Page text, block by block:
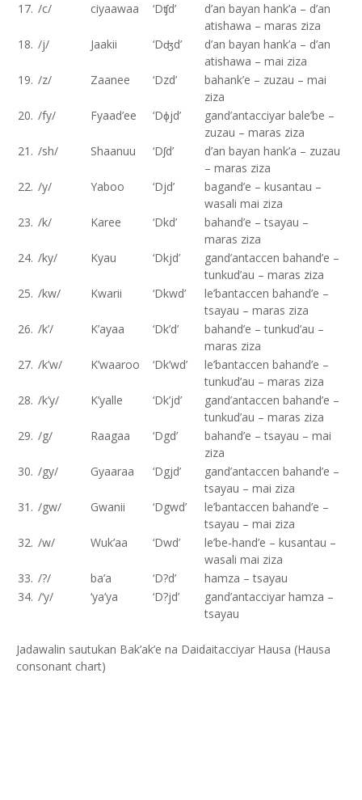
17. /c/ ciyaawaa ‘Dʧd’
d’an bayan hank’a – d’an
atishawa – maras ziza
18. /j/ Jaakii ‘Dʤd’
d’an bayan hank’a – d’an
atishawa – mai ziza
19. /z/ Zaanee ‘Dzd’
bahank’e – zuzau – mai
ziza
20. /fy/ Fyaad’ee ‘Dɸjd’
gand’antacciyar bale’be –
zuzau – maras ziza
21. /sh/ Shaanuu ‘Dʃd’
d’an bayan hank’a – zuzau
– maras ziza
22. /y/ Yaboo ‘Djd’
bagand’e – kusantau –
wasali mai ziza
23. /k/ Karee ‘Dkd’
bahand’e – tsayau –
maras ziza
24. /ky/ Kyau ‘Dkjd’
gand’antaccen bahand’e –
tunkud’au – maras ziza
25. /kw/ Kwarii ‘Dkwd’
le’bantaccen bahand’e –
tsayau – maras ziza
26. /k’/ K’ayaa ‘Dk’d’
bahand’e – tunkud’au –
maras ziza
27. /k’w/ K’waaroo ‘Dk’wd’
le’bantaccen bahand’e –
tunkud’au – maras ziza
28. /k’y/ K’yalle ‘Dk’jd’
gand’antaccen bahand’e –
tunkud’au – maras ziza
29. /g/ Raagaa ‘Dgd’
bahand’e – tsayau – mai
ziza
30. /gy/ Gyaaraa ‘Dgjd’
gand’antaccen bahand’e –
tsayau – mai ziza
31. /gw/ Gwanii ‘Dgwd’
le’bantaccen bahand’e –
tsayau – mai ziza
32. /w/ Wuk’aa ‘Dwd’
le’be-hand’e – kusantau –
wasali mai ziza
33. /?/ ba’a ‘D?d’
hamza – tsayau
34. /‘y/ ‘ya’ya ‘D?jd’
gand’antacciyar hamza –
tsayau
Jadawalin sautukan Bak’ak’e na Daidaitacciyar Hausa (Hausa
consonant chart)